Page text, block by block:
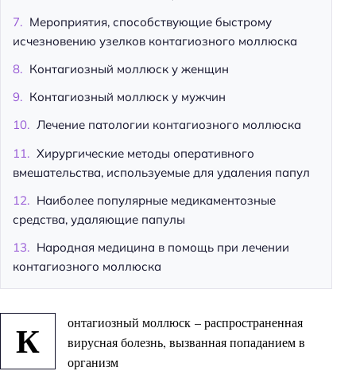
К
онтагиозный моллюск – распространенная
вирусная болезнь, вызванная попаданием в
организм
Мероприятия, способствующие быстрому
исчезновению узелков контагиозного моллюска
Контагиозный моллюск у женщин
Контагиозный моллюск у мужчин
Лечение патологии контагиозного моллюска
Хирургические методы оперативного
вмешательства, используемые для удаления папул
Наиболее популярные медикаментозные
средства, удаляющие папулы
Народная медицина в помощь при лечении
контагиозного моллюска